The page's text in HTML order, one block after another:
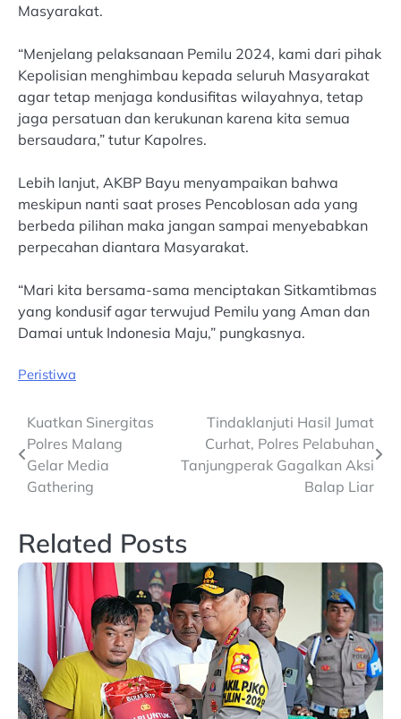
Masyarakat.
“Menjelang pelaksanaan Pemilu 2024, kami dari pihak
Kepolisian menghimbau kepada seluruh Masyarakat
agar tetap menjaga kondusifitas wilayahnya, tetap
jaga persatuan dan kerukunan karena kita semua
bersaudara,” tutur Kapolres.
Lebih lanjut, AKBP Bayu menyampaikan bahwa
meskipun nanti saat proses Pencoblosan ada yang
berbeda pilihan maka jangan sampai menyebabkan
perpecahan diantara Masyarakat.
“Mari kita bersama-sama menciptakan Sitkamtibmas
yang kondusif agar terwujud Pemilu yang Aman dan
Damai untuk Indonesia Maju,” pungkasnya.
Peristiwa
Post
navigation
Kuatkan Sinergitas
Polres Malang
Gelar Media
Gathering
Tindaklanjuti Hasil Jumat
Curhat, Polres Pelabuhan
Tanjungperak Gagalkan Aksi
Balap Liar
Related Posts